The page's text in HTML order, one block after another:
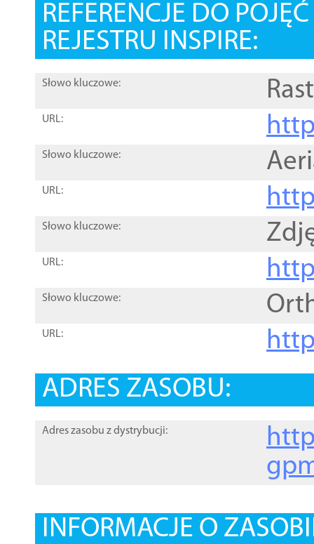
REFERENCJE DO
REJESTRU INSPIRE:
Słowo kluczowe:
URL:
Słowo kluczowe:
URL:
Słowo kluczowe:
URL:
Słowo kluczowe:
URL:
ADRES ZASOBU:
Adres zasobu z dystrybucji:
INFORMACJE O